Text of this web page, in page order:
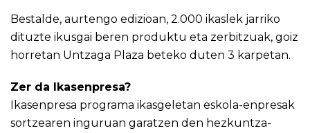
Bestalde, aurtengo edizioan, 2.000 ikaslek jarriko
dituzte ikusgai beren produktu eta zerbitzuak, goiz
horretan Untzaga Plaza beteko duten 3 karpetan.
Zer da Ikasenpresa?
Ikasenpresa programa ikasgeletan eskola-enpresak
sortzearen inguruan garatzen den hezkuntza-